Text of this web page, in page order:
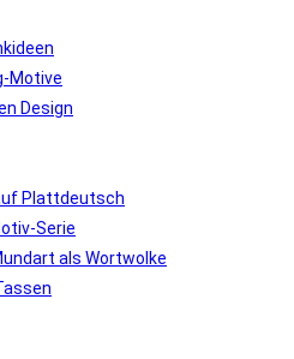
Motive
Design
Plattdeutsch
Serie
als Wortwolke